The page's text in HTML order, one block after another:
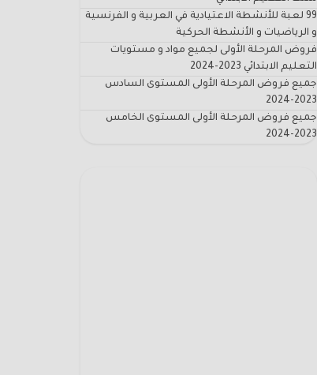
99 لعبة للأنشطة الاعتيادية في العربية و الفرنسية
و الرياضيات و الأنشطة الحركية
فروض المرحلة الأولى لجميع مواد و مستويات
التعليم الابتدائي 2023-2024
جميع فروض المرحلة الأولى المستوى السادس
2023-2024
جميع فروض المرحلة الأولى المستوى الخامس
2023-2024